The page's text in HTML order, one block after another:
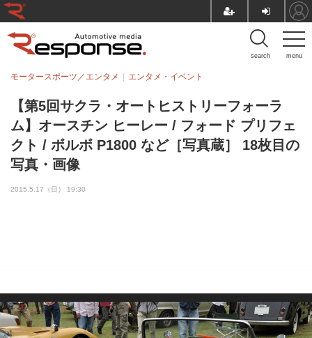
menu
search
【第5回サクラ・オートヒストリーフォーラ
ム】オースチン ヒーレー / フォード プリフェ
クト / ボルボ P1800 など［写真蔵］ 18枚目の
写真・画像
モータースポーツ／エンタメ エンタメ・イベント
2015.5.17（日） 19:30